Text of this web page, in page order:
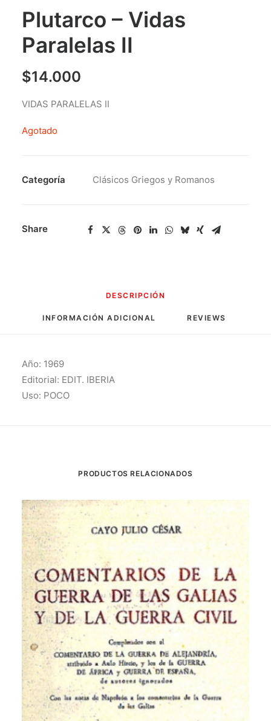
Plutarco – Vidas
Paralelas II
$14.000
VIDAS PARALELAS II
Agotado
Categoría Clásicos Griegos y Romanos
Share
DESCRIPCIÓN
INFORMACIÓN ADICIONAL REVIEWS
Año: 1969
Editorial: EDIT. IBERIA
Uso: POCO
PRODUCTOS RELACIONADOS